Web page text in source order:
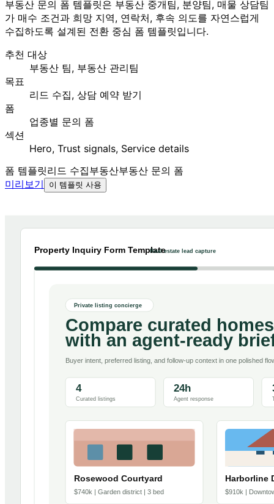
부동산 문의 폼 템플릿은 부동산 중개팀, 분양팀, 매물 상담팀
가 매수 조건과 희망 지역, 연락처, 후속 의도를 자연스럽게
수집하도록 설계된 전환 중심 폼 템플릿입니다.
추천 대상
부동산 팀, 부동산 관리팀
목표
리드 수집, 상담 예약 받기
폼
업종별 문의 폼
섹션
Hero, Trust signals, Service details
폼 템플릿리드 수집부동산부동산 문의 폼
미리보기
이 템플릿 사용